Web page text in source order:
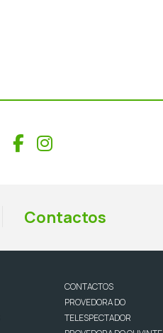
Facebook
Instagram
Contactos
CONTACTOS
PROVEDORA DO
TELESPECTADOR